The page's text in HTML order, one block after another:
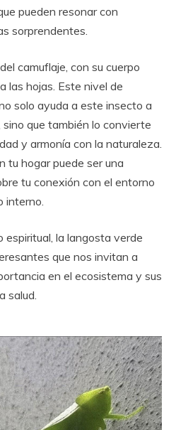
pueden resonar con
sorprendentes.
camuflaje, con su cuerpo
las hojas. Este nivel de
solo ayuda a este insecto a
sino que también lo convierte
y armonía con la naturaleza.
tu hogar puede ser una
tu conexión con el entorno
interno.
espiritual, la langosta verde
que nos invitan a
en el ecosistema y sus
salud.